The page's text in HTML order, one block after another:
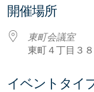
開催場所
東町会議室
東町４丁目３
イベントタイ